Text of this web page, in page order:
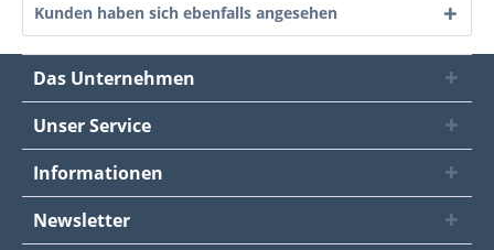
Kunden haben sich ebenfalls angesehen
Das Unternehmen
Unser Service
Informationen
Newsletter